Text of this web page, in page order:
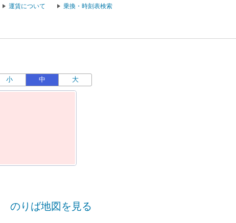
運賃について 乗換・時刻表検索
小 中 大
のりば地図を見る